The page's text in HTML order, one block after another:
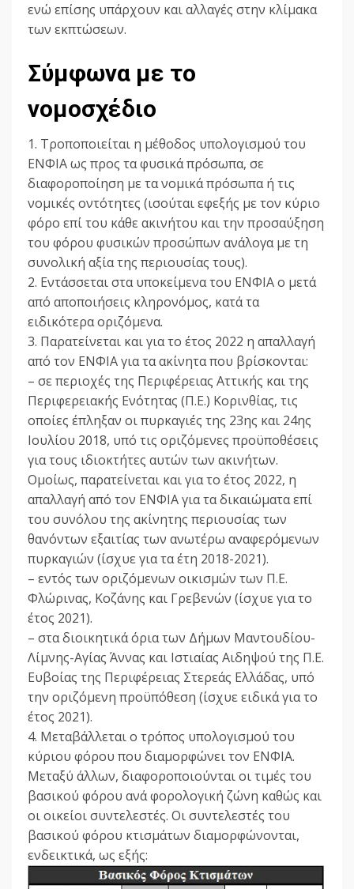
ενώ επίσης υπάρχουν και αλλαγές στην κλίμακα
των εκπτώσεων.
Σύμφωνα με το
νομοσχέδιο
1. Τροποποιείται η μέθοδος υπολογισμού του
ΕΝΦΙΑ ως προς τα φυσικά πρόσωπα, σε
διαφοροποίηση με τα νομικά πρόσωπα ή τις
νομικές οντότητες (ισούται εφεξής με τον κύριο
φόρο επί του κάθε ακινήτου και την προσαύξηση
του φόρου φυσικών προσώπων ανάλογα με τη
συνολική αξία της περιουσίας τους).
2. Εντάσσεται στα υποκείμενα του ΕΝΦΙΑ ο μετά
από αποποιήσεις κληρονόμος, κατά τα
ειδικότερα οριζόμενα.
3. Παρατείνεται και για το έτος 2022 η απαλλαγή
από τον ΕΝΦΙΑ για τα ακίνητα που βρίσκονται:
– σε περιοχές της Περιφέρειας Αττικής και της
Περιφερειακής Ενότητας (Π.Ε.) Κορινθίας, τις
οποίες έπληξαν οι πυρκαγιές της 23ης και 24ης
Ιουλίου 2018, υπό τις οριζόμενες προϋποθέσεις
για τους ιδιοκτήτες αυτών των ακινήτων.
Ομοίως, παρατείνεται και για το έτος 2022, η
απαλλαγή από τον ΕΝΦΙΑ για τα δικαιώματα επί
του συνόλου της ακίνητης περιουσίας των
θανόντων εξαιτίας των ανωτέρω αναφερόμενων
πυρκαγιών (ίσχυε για τα έτη 2018-2021).
– εντός των οριζόμενων οικισμών των Π.Ε.
Φλώρινας, Κοζάνης και Γρεβενών (ίσχυε για το
έτος 2021).
– στα διοικητικά όρια των Δήμων Μαντουδίου-
Λίμνης-Αγίας Άννας και Ιστιαίας Αιδηψού της Π.Ε.
Ευβοίας της Περιφέρειας Στερεάς Ελλάδας, υπό
την οριζόμενη προϋπόθεση (ίσχυε ειδικά για το
έτος 2021).
4. Μεταβάλλεται ο τρόπος υπολογισμού του
κύριου φόρου που διαμορφώνει τον ΕΝΦΙΑ.
Μεταξύ άλλων, διαφοροποιούνται οι τιμές του
βασικού φόρου ανά φορολογική ζώνη καθώς και
οι οικείοι συντελεστές. Οι συντελεστές του
βασικού φόρου κτισμάτων διαμορφώνονται,
ενδεικτικά, ως εξής: